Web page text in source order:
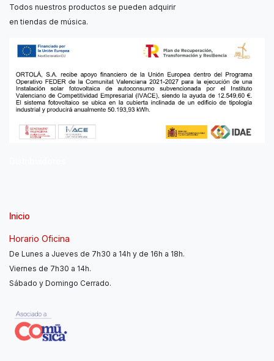
Todos nuestros productos se pueden adquirir
en tiendas de música.
Inicio
Horario Oficina
De Lunes a Jueves de 7h30 a 14h y de 16h a 18h.
Viernes de 7h30 a 14h.
Sábado y Domingo Cerrado.